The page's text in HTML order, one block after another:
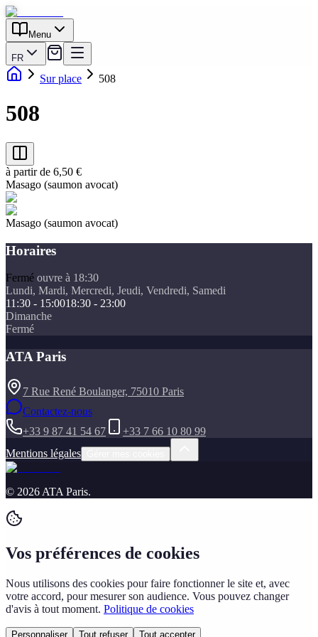
Menu
FR
Sur place 508
508
à partir de 6,50 €
Masago (saumon avocat)
Masago (saumon avocat)
Horaires
Fermé ouvre à 18:30
Lundi, Mardi, Mercredi, Jeudi, Vendredi, Samedi
11:30 - 15:0018:30 - 23:00
Dimanche
Fermé
ATA Paris
7 Rue René Boulanger, 75010 Paris
Contactez-nous
+33 9 87 41 54 67
+33 7 66 10 80 99
Mentions légales
© 2026 ATA Paris.
Vos préférences de cookies
Nous utilisons des cookies pour faire fonctionner le site et, avec
votre accord, pour mesurer son audience. Vous pouvez changer
d'avis à tout moment. Politique de cookies
Personnaliser Tout refuser Tout accepter